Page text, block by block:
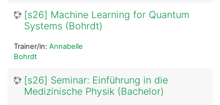
[s26] Machine Learning for Quantum
Systems (Bohrdt)
Trainer/in: Annabelle
Bohrdt
[s26] Seminar: Einführung in die
Medizinische Physik (Bachelor)